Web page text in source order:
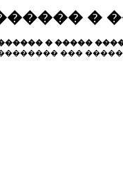
�
� �����
���